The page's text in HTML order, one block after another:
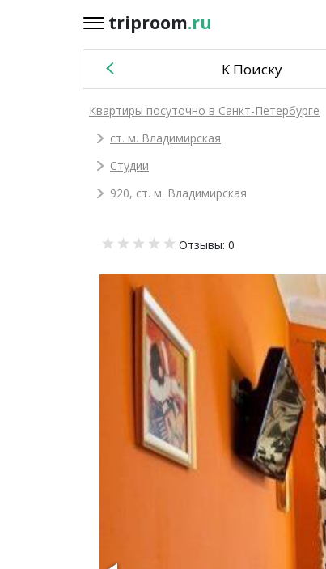
triproom.ru
triproom.ru
Войти / Зарегистрироваться
К Поиску
Квартиры посуточно в Санкт-Петербурге
ст. м. Владимирская
Студии
920, ст. м. Владимирская
Отзывы: 0